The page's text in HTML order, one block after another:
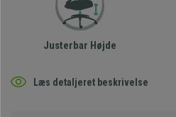
Justerbar Højde
Læs detaljeret beskrivelse